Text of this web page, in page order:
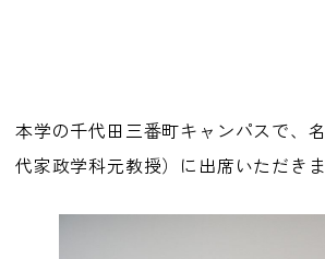
本学の千代田三番町キャンパスで、
代家政学科元教授）に出席いただきま